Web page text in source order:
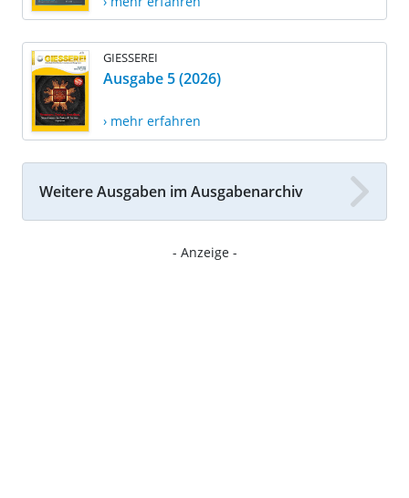
GIESSEREI
Ausgabe 5 (2026)
› mehr erfahren
Weitere Ausgaben im Ausgabenarchiv
- Anzeige -